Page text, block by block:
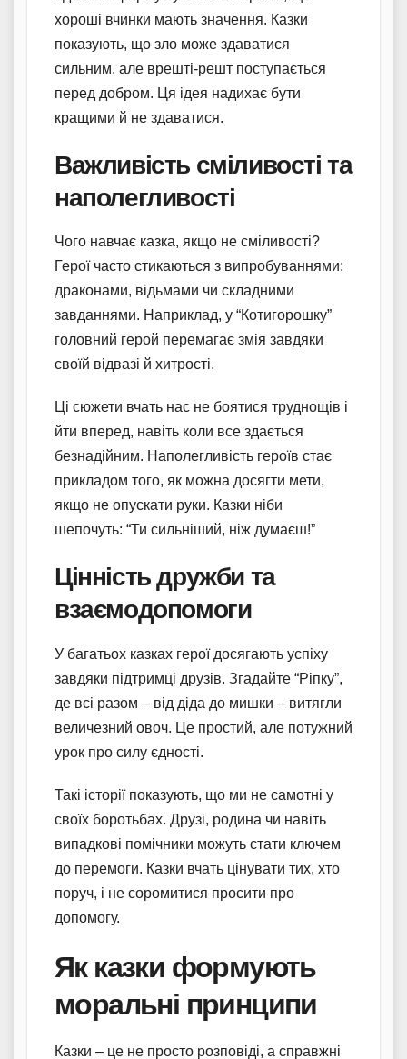
хороші вчинки мають значення. Казки
показують, що зло може здаватися
сильним, але врешті-решт поступається
перед добром. Ця ідея надихає бути
кращими й не здаватися.
Важливість сміливості та
наполегливості
Чого навчає казка, якщо не сміливості?
Герої часто стикаються з випробуваннями:
драконами, відьмами чи складними
завданнями. Наприклад, у “Котигорошку”
головний герой перемагає змія завдяки
своїй відвазі й хитрості.
Ці сюжети вчать нас не боятися труднощів і
йти вперед, навіть коли все здається
безнадійним. Наполегливість героїв стає
прикладом того, як можна досягти мети,
якщо не опускати руки. Казки ніби
шепочуть: “Ти сильніший, ніж думаєш!”
Цінність дружби та
взаємодопомоги
У багатьох казках герої досягають успіху
завдяки підтримці друзів. Згадайте “Ріпку”,
де всі разом – від діда до мишки – витягли
величезний овоч. Це простий, але потужний
урок про силу єдності.
Такі історії показують, що ми не самотні у
своїх боротьбах. Друзі, родина чи навіть
випадкові помічники можуть стати ключем
до перемоги. Казки вчать цінувати тих, хто
поруч, і не соромитися просити про
допомогу.
Як казки формують
моральні принципи
Казки – це не просто розповіді, а справжні